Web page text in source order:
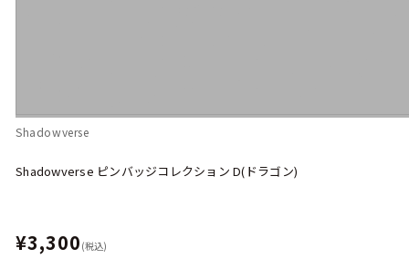
Shadowverse
Shadowverse ピンバッジコレクション D(ドラゴン)
¥3,300 (税込)